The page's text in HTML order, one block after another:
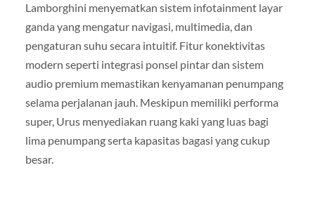
Lamborghini menyematkan sistem infotainment layar
ganda yang mengatur navigasi, multimedia, dan
pengaturan suhu secara intuitif. Fitur konektivitas
modern seperti integrasi ponsel pintar dan sistem
audio premium memastikan kenyamanan penumpang
selama perjalanan jauh. Meskipun memiliki performa
super, Urus menyediakan ruang kaki yang luas bagi
lima penumpang serta kapasitas bagasi yang cukup
besar.